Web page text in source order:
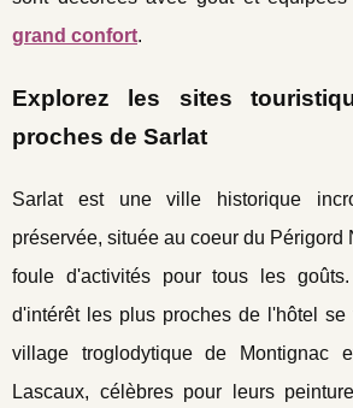
grand confort.
Explorez les sites
proches de Sarlat
Sarlat est une ville historique
préservée, située au coeur du Périgord
foule d'activités pour tous les
d'intérêt les plus proches de l'hôtel
village troglodytique de Montignac
Lascaux, célèbres pour leurs